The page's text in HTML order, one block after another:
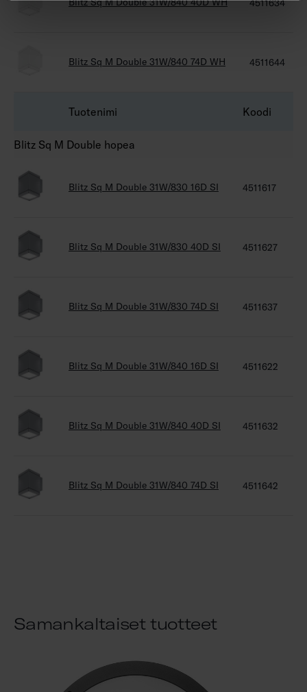
4511634
Blitz Sq M Double 31W/840 74D WH 4511644
Tuotenimi Koodi
Blitz Sq M Double hopea
Blitz Sq M Double 31W/830 16D SI 4511617
Blitz Sq M Double 31W/830 40D SI 4511627
Blitz Sq M Double 31W/830 74D SI 4511637
Blitz Sq M Double 31W/840 16D SI 4511622
Blitz Sq M Double 31W/840 40D SI 4511632
Blitz Sq M Double 31W/840 74D SI 4511642
Samankaltaiset tuotteet